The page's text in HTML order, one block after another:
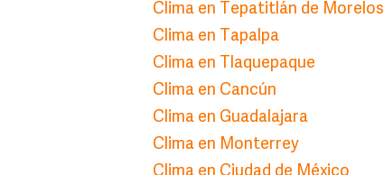
Clima en Tepatitlán de Morelos
Clima en Tapalpa
Clima en Tlaquepaque
Clima en Cancún
Clima en Guadalajara
Clima en Monterrey